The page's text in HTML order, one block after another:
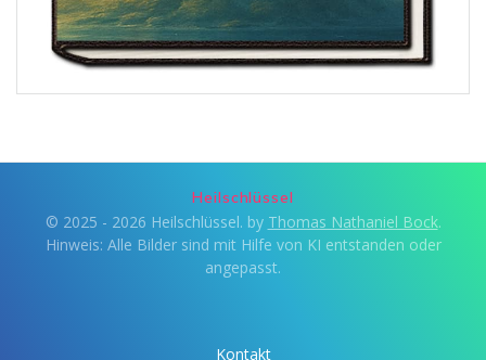
Heilschlüssel
© 2025 - 2026 Heilschlüssel. by Thomas Nathaniel Bock.
Hinweis: Alle Bilder sind mit Hilfe von KI entstanden oder
angepasst.
Kontakt